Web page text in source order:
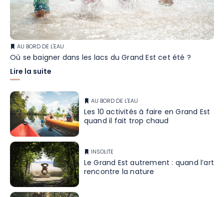
AU BORD DE L'EAU
Où se baigner dans les lacs du Grand Est cet été ?
Lire la suite
AU BORD DE L'EAU
Les 10 activités à faire en Grand Est
quand il fait trop chaud
INSOLITE
Le Grand Est autrement : quand l’art
rencontre la nature